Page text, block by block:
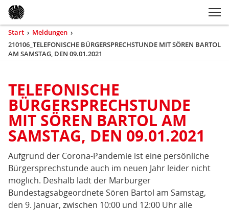
Kopfbereich
Sprungmarken-
Navigation
Hauptnavigation
Sie
sind
hier
Start › Meldungen ›
210106_TELEFONISCHE BÜRGERSPRECHSTUNDE MIT SÖREN BARTOL
AM SAMSTAG, DEN 09.01.2021
210106_TELEFONISCHE
BÜRGERSPRECHSTUNDE
MIT
SÖREN
BARTOL
AM
SAMSTAG,
DEN
09.01.2021
TELEFONISCHE
BÜRGERSPRECHSTUNDE
MIT SÖREN BARTOL AM
SAMSTAG, DEN 09.01.2021
Aufgrund der Corona-Pandemie ist eine persönliche
Bürgersprechstunde auch im neuen Jahr leider nicht
möglich. Deshalb lädt der Marburger
Bundestagsabgeordnete Sören Bartol am Samstag,
den 9. Januar, zwischen 10:00 und 12:00 Uhr alle